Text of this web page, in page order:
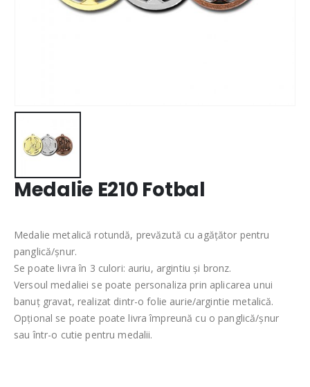
Medalie E210 Fotbal
Medalie metalică rotundă, prevăzută cu agățător pentru
panglică/șnur.
Se poate livra în 3 culori: auriu, argintiu și bronz.
Versoul medaliei se poate personaliza prin aplicarea unui
banuț gravat, realizat dintr-o folie aurie/argintie metalică.
Opțional se poate poate livra împreună cu o panglică/șnur
sau într-o cutie pentru medalii.